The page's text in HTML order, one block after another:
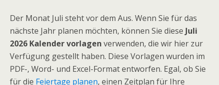
Der Monat Juli steht vor dem Aus. Wenn Sie für das
nächste Jahr planen möchten, können Sie diese Juli
2026 Kalendervorlagen verwenden, die wir hier zur
Verfügung gestellt haben. Diese Vorlagen wurden im
PDF-, Word- und Excel-Format entworfen. Egal, ob Sie
für die Feiertage planen, einen Zeitplan für Ihre